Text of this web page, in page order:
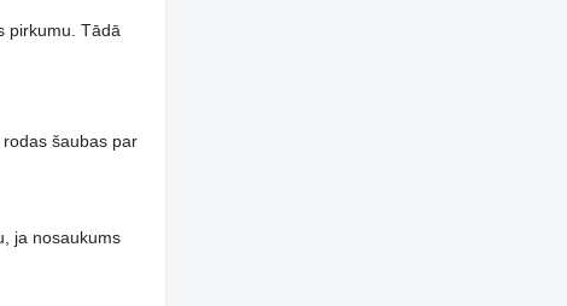
pirkumu. Tādā
šaubas par
ja nosaukums